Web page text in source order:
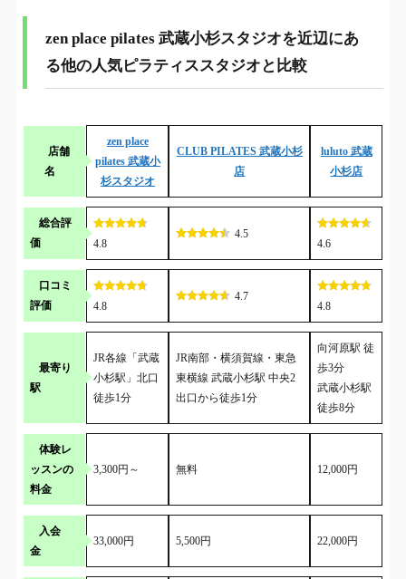
zen place pilates 武蔵小杉スタジオを近辺にあ
る他の人気ピラティススタジオと比較
店舗
名
zen place
pilates 武蔵小
杉スタジオ
CLUB PILATES 武蔵小杉
店
luluto 武蔵
小杉店
総合評
価
4.8
4.5
4.6
口コミ
評価
4.8
4.7
4.8
最寄り
駅
JR各線「武蔵
小杉駅」北口
徒歩1分
JR南部・横須賀線・東急
東横線 武蔵小杉駅 中央2
出口から徒歩1分
向河原駅 徒
歩3分
武蔵小杉駅
徒歩8分
体験レ
ッスンの
料金
3,300円～ 無料 12,000円
入会
金
33,000円 5,500円 22,000円